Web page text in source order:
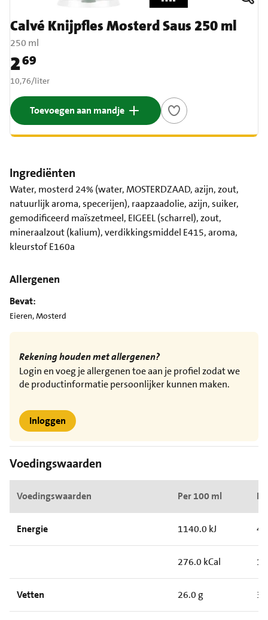
Calvé Knijpfles Mosterd Saus 250 ml
250 ml
Prijs: € 2,69
269
€ 10,76 per liter
10,76/liter
Toevoegen aan mandje
Ingrediënten
Water, mosterd 24% (water, MOSTERDZAAD, azijn, zout,
natuurlijk aroma, specerijen), raapzaadolie, azijn, suiker,
gemodificeerd maïszetmeel, EIGEEL (scharrel), zout,
mineraalzout (kalium), verdikkingsmiddel E415, aroma,
kleurstof E160a
Allergenen
Bevat:
Eieren, Mosterd
Rekening houden met allergenen?
Login en voeg je allergenen toe aan je profiel zodat we
de productinformatie persoonlijker kunnen maken.
Inloggen
Voedingswaarden
Voedingswaarden Per 100 ml
Energie 1140.0 kJ
276.0 kCal
Vetten 26.0 g